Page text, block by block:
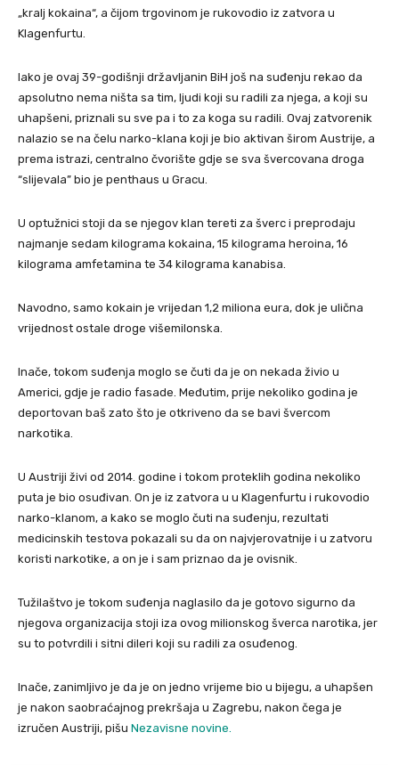
„kralj kokaina“, a čijom trgovinom je rukovodio iz zatvora u
Klagenfurtu.
Iako je ovaj 39-godišnji državljanin BiH još na suđenju rekao da
apsolutno nema ništa sa tim, ljudi koji su radili za njega, a koji su
uhapšeni, priznali su sve pa i to za koga su radili. Ovaj zatvorenik
nalazio se na čelu narko-klana koji je bio aktivan širom Austrije, a
prema istrazi, centralno čvorište gdje se sva švercovana droga
“slijevala” bio je penthaus u Gracu.
U optužnici stoji da se njegov klan tereti za šverc i preprodaju
najmanje sedam kilograma kokaina, 15 kilograma heroina, 16
kilograma amfetamina te 34 kilograma kanabisa.
Navodno, samo kokain je vrijedan 1,2 miliona eura, dok je ulična
vrijednost ostale droge višemilonska.
Inače, tokom suđenja moglo se čuti da je on nekada živio u
Americi, gdje je radio fasade. Međutim, prije nekoliko godina je
deportovan baš zato što je otkriveno da se bavi švercom
narkotika.
U Austriji živi od 2014. godine i tokom proteklih godina nekoliko
puta je bio osuđivan. On je iz zatvora u u Klagenfurtu i rukovodio
narko-klanom, a kako se moglo čuti na suđenju, rezultati
medicinskih testova pokazali su da on najvjerovatnije i u zatvoru
koristi narkotike, a on je i sam priznao da je ovisnik.
Tužilaštvo je tokom suđenja naglasilo da je gotovo sigurno da
njegova organizacija stoji iza ovog milionskog šverca narotika, jer
su to potvrdili i sitni dileri koji su radili za osuđenog.
Inače, zanimljivo je da je on jedno vrijeme bio u bijegu, a uhapšen
je nakon saobraćajnog prekršaja u Zagrebu, nakon čega je
izručen Austriji, pišu Nezavisne novine.